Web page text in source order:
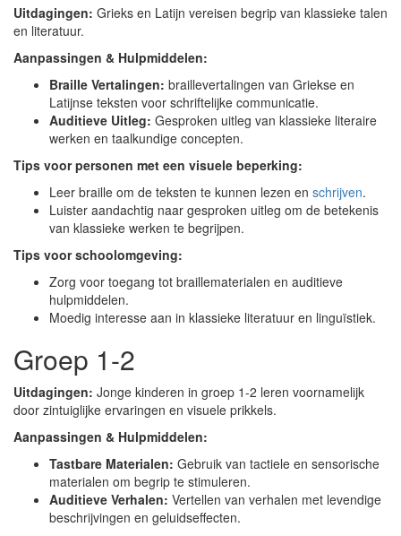
Uitdagingen: Grieks en Latijn vereisen begrip van klassieke talen
en literatuur.
Aanpassingen & Hulpmiddelen:
Braille Vertalingen: braillevertalingen van Griekse en
Latijnse teksten voor schriftelijke communicatie.
Auditieve Uitleg: Gesproken uitleg van klassieke literaire
werken en taalkundige concepten.
Tips voor personen met een visuele beperking:
Leer braille om de teksten te kunnen lezen en schrijven.
Luister aandachtig naar gesproken uitleg om de betekenis
van klassieke werken te begrijpen.
Tips voor schoolomgeving:
Zorg voor toegang tot braillematerialen en auditieve
hulpmiddelen.
Moedig interesse aan in klassieke literatuur en linguïstiek.
Groep 1-2
Uitdagingen: Jonge kinderen in groep 1-2 leren voornamelijk
door zintuiglijke ervaringen en visuele prikkels.
Aanpassingen & Hulpmiddelen:
Tastbare Materialen: Gebruik van tactiele en sensorische
materialen om begrip te stimuleren.
Auditieve Verhalen: Vertellen van verhalen met levendige
beschrijvingen en geluidseffecten.